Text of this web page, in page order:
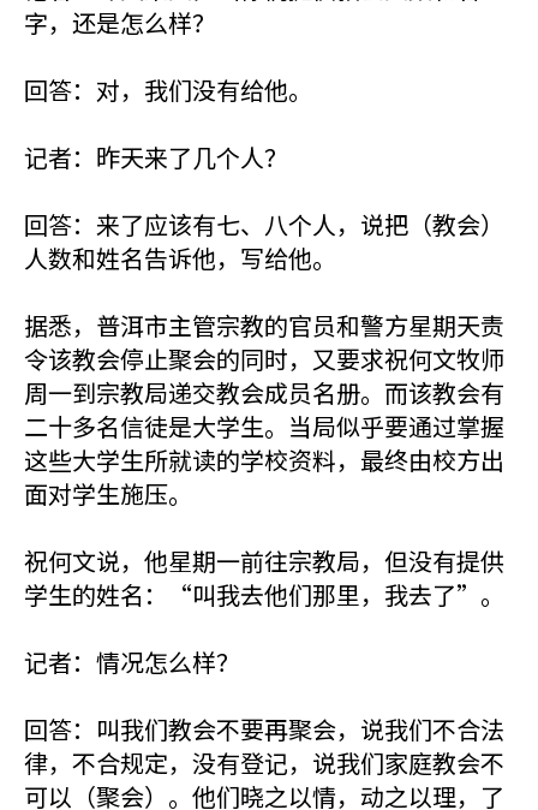
字，还是怎么样？
回答：对，我们没有给他。
记者：昨天来了几个人？
回答：来了应该有七、八个人，说把（教会）
人数和姓名告诉他，写给他。
据悉，普洱市主管宗教的官员和警方星期天责
令该教会停止聚会的同时，又要求祝何文牧师
周一到宗教局递交教会成员名册。而该教会有
二十多名信徒是大学生。当局似乎要通过掌握
这些大学生所就读的学校资料，最终由校方出
面对学生施压。
祝何文说，他星期一前往宗教局，但没有提供
学生的姓名：“叫我去他们那里，我去了”。
记者：情况怎么样？
回答：叫我们教会不要再聚会，说我们不合法
律，不合规定，没有登记，说我们家庭教会不
可以（聚会）。他们晓之以情，动之以理，了